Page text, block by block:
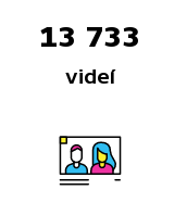
13 733
videí